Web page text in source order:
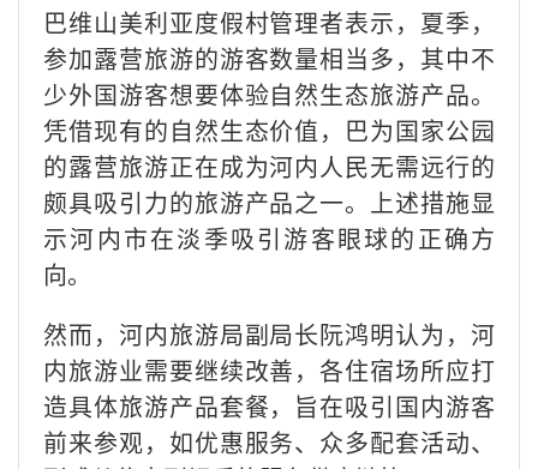
巴维山美利亚度假村管理者表示，夏季，
参加露营旅游的游客数量相当多，其中不
少外国游客想要体验自然生态旅游产品。
凭借现有的自然生态价值，巴为国家公园
的露营旅游正在成为河内人民无需远行的
颇具吸引力的旅游产品之一。上述措施显
示河内市在淡季吸引游客眼球的正确方
向。
然而，河内旅游局副局长阮鸿明认为，河
内旅游业需要继续改善，各住宿场所应打
造具体旅游产品套餐，旨在吸引国内游客
前来参观，如优惠服务、众多配套活动、